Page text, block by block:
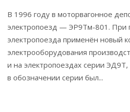
В 1996 году в моторвагонное
электропоезд — ЭР9Тм-801. При
электропоезда применён новый
электрооборудования
и на электропоездах серии ЭД9Т,
в обозначении серии был...